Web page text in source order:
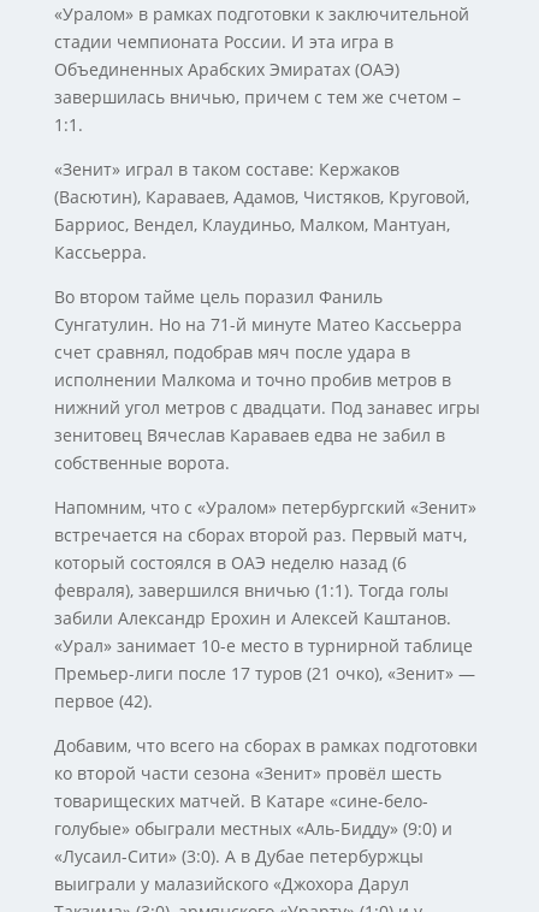
«Уралом» в рамках подготовки к заключительной
стадии чемпионата России. И эта игра в
Объединенных Арабских Эмиратах (ОАЭ)
завершилась вничью, причем с тем же счетом –
1:1.
«Зенит» играл в таком составе: Кержаков
(Васютин), Караваев, Адамов, Чистяков, Круговой,
Барриос, Вендел, Клаудиньо, Малком, Мантуан,
Кассьерра.
Во втором тайме цель поразил Фаниль
Сунгатулин. Но на 71-й минуте Матео Кассьерра
счет сравнял, подобрав мяч после удара в
исполнении Малкома и точно пробив метров в
нижний угол метров с двадцати. Под занавес игры
зенитовец Вячеслав Караваев едва не забил в
собственные ворота.
Напомним, что с «Уралом» петербургский «Зенит»
встречается на сборах второй раз. Первый матч,
который состоялся в ОАЭ неделю назад (6
февраля), завершился вничью (1:1). Тогда голы
забили Александр Ерохин и Алексей Каштанов.
«Урал» занимает 10-е место в турнирной таблице
Премьер-лиги после 17 туров (21 очко), «Зенит» —
первое (42).
Добавим, что всего на сборах в рамках подготовки
ко второй части сезона «Зенит» провёл шесть
товарищеских матчей. В Катаре «сине-бело-
голубые» обыграли местных «Аль-Бидду» (9:0) и
«Лусаил-Сити» (3:0). А в Дубае петербуржцы
выиграли у малазийского «Джохора Дарул